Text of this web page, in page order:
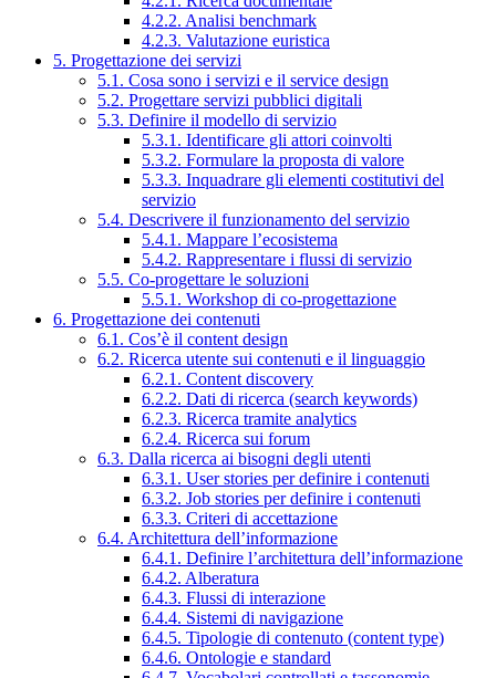
4.2.2. Analisi benchmark
4.2.3. Valutazione euristica
5. Progettazione dei servizi
5.1. Cosa sono i servizi e il service design
5.2. Progettare servizi pubblici digitali
5.3. Definire il modello di servizio
5.3.1. Identificare gli attori coinvolti
5.3.2. Formulare la proposta di valore
5.3.3. Inquadrare gli elementi costitutivi del
servizio
5.4. Descrivere il funzionamento del servizio
5.4.1. Mappare l’ecosistema
5.4.2. Rappresentare i flussi di servizio
5.5. Co-progettare le soluzioni
5.5.1. Workshop di co-progettazione
6. Progettazione dei contenuti
6.1. Cos’è il content design
6.2. Ricerca utente sui contenuti e il linguaggio
6.2.1. Content discovery
6.2.2. Dati di ricerca (search keywords)
6.2.3. Ricerca tramite analytics
6.2.4. Ricerca sui forum
6.3. Dalla ricerca ai bisogni degli utenti
6.3.1. User stories per definire i contenuti
6.3.2. Job stories per definire i contenuti
6.3.3. Criteri di accettazione
6.4. Architettura dell’informazione
6.4.1. Definire l’architettura dell’informazione
6.4.2. Alberatura
6.4.3. Flussi di interazione
6.4.4. Sistemi di navigazione
6.4.5. Tipologie di contenuto (content type)
6.4.6. Ontologie e standard